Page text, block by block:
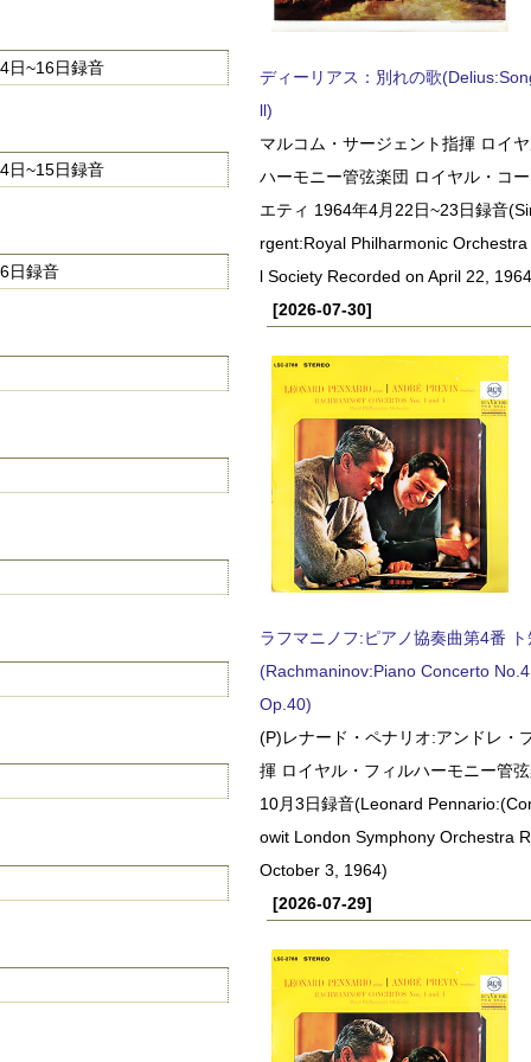
日~16日録音
日~15日録音
日録音
ディーリアス：別れの歌
ll)
マルコム・サージェント指揮 ロイ
ハーモニー管弦楽団 ロイヤル・コ
エティ 1964年4月22日~23日録音
rgent:Royal Philharmonic
l Society Recorded on April 22,
[2026-07-30]
ラフマニノフ:ピアノ協奏曲第4番
(Rachmaninov:Piano Concerto
Op.40)
(P)レナード・ペナリオ:アンドレ・
揮 ロイヤル・フィルハーモニー管
10月3日録音(Leonard
owit London Symphony Orchestra
October 3, 1964)
[2026-07-29]